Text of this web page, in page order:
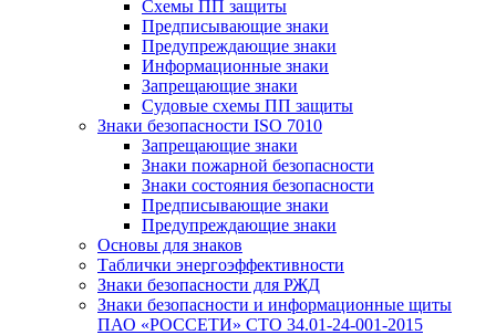
Схемы ПП защиты
Предписывающие знаки
Предупреждающие знаки
Информационные знаки
Запрещающие знаки
Судовые схемы ПП защиты
Знаки безопасности ISO 7010
Запрещающие знаки
Знаки пожарной безопасности
Знаки состояния безопасности
Предписывающие знаки
Предупреждающие знаки
Основы для знаков
Таблички энергоэффективности
Знаки безопасности для РЖД
Знаки безопасности и информационные щиты
ПАО «РОССЕТИ» СТО 34.01-24-001-2015